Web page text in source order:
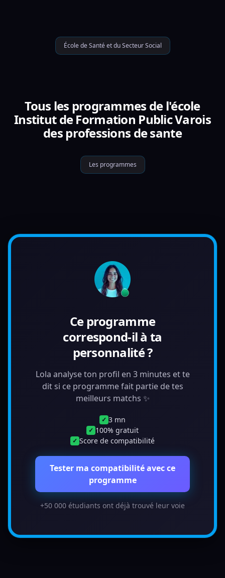
École de Santé et du Secteur Social
Tous les programmes de l'école
Institut de Formation Public Varois
des professions de sante
Les programmes
Ce programme
correspond-il à ta
personnalité ?
Lola analyse ton profil en 3 minutes et te
dit si ce programme fait partie de tes
meilleurs matchs ✨
✓ 3 mn
✓ 100% gratuit
✓ Score de compatibilité
Tester ma compatibilité avec ce
programme
+50 000 étudiants ont déjà trouvé leur voie